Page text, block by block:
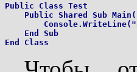
Public Class Test
Public Shared Sub
    End Sub